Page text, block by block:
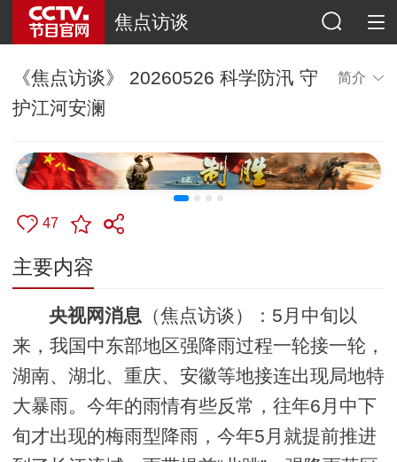
焦点访谈
《焦点访谈》 20260526 科学防汛 守
护江河安澜
简介
47
主要内容
央视网消息 （焦点访谈）：5月中旬以
来，我国中东部地区强降雨过程一轮接一轮，
湖南、湖北、重庆、安徽等地接连出现局地特
大暴雨。今年的雨情有些反常，往年6月中下
旬才出现的梅雨型降雨，今年5月就提前推进